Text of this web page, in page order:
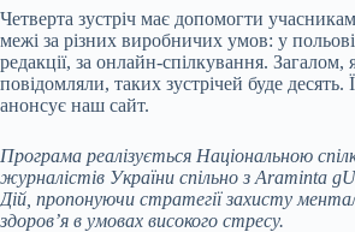
Четверта зустріч має допомогти
межі за різних виробничих умов: у
редакції, за онлайн-спілкування. Загалом,
повідомляли, таких зустрічей буде десять.
анонсує наш сайт.
Програма реалізується Національною
журналістів України спільно з Araminta
Дій, пропонуючи стратегії захисту
здоров’я в умовах високого стресу.